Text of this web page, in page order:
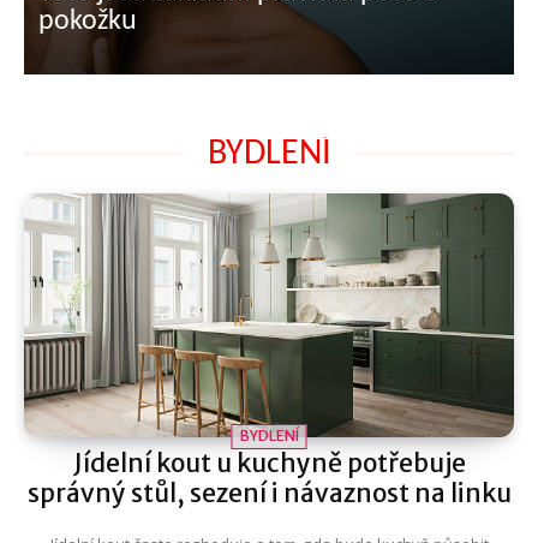
pokožku
BYDLENÍ
BYDLENÍ
Jídelní kout u kuchyně potřebuje
správný stůl, sezení i návaznost na linku